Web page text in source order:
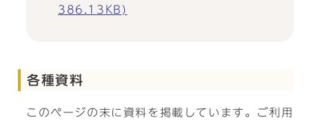
386.13KB)
各種資料
このページの末に資料を掲載しています。ご利用